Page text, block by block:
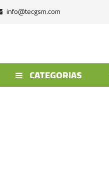
info@tecgsm.com
CATEGORIAS